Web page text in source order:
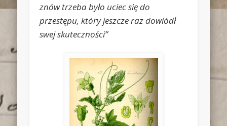
znów trzeba było uciec się do
przestępu, który jeszcze raz dowiódł
swej skuteczności”